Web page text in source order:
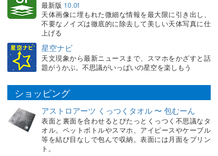
最新版 10.0f
天体画像に埋もれた微細な情報を最大限に引き出し、
不要なノイズは徹底的に除去して美しい天体写真に仕
上げる
星空ナビ
天文現象から最新ニュースまで、スマホをかざすと話
題がうかぶ。不思議がいっぱいの星空を楽しもう
ショッピング
アストロアーツ くっつくタオル 〜 包むーん
表面と裏面を合わせるとぴたっとくっつく不思議なタ
オル。ペットボトルやスマホ、アイピースやケーブル
等を結び目なしで包んで収納。表面には月面をプリン
ト。